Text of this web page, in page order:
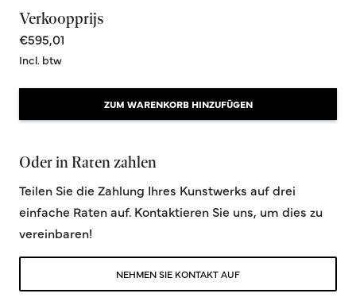
Verkoopprijs
€595,01
Incl. btw
ZUM WARENKORB HINZUFÜGEN
Oder in Raten zahlen
Teilen Sie die Zahlung Ihres Kunstwerks auf drei
einfache Raten auf. Kontaktieren Sie uns, um dies zu
vereinbaren!
NEHMEN SIE KONTAKT AUF